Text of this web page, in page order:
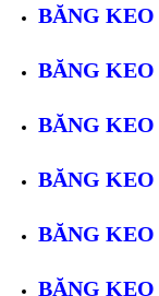
BĂNG KEO
BĂNG KEO
BĂNG KEO
BĂNG KEO
BĂNG KEO
BĂNG KEO